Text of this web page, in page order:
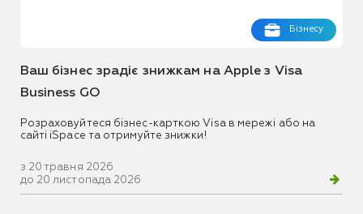
Бізнесу
Ваш бізнес зрадіє знижкам на Apple з Visa
Business GO
Розраховуйтеся бізнес-карткою Visa в мережі або на
сайті iSpace та отримуйте знижки!
з 20 травня 2026
до 20 листопада 2026